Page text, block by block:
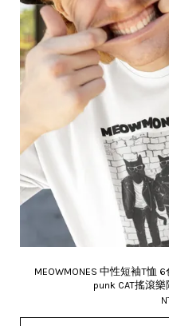
MEOWMONES 中性短袖T恤
punk CAT搖滾